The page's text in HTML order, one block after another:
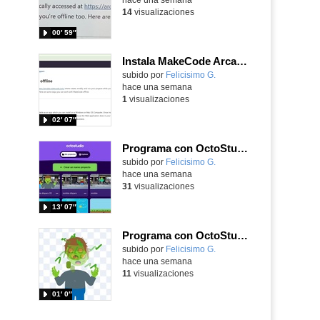
00′ 59″
14visualizaciones
Instala MakeCode Arcade offline para programar grandes juegos sin necesidad de Internet
Contenido educativo.
subido por Felicisimo G.
02′ 07″
hace una semana
1 visualizaciones
Programa con OctoStudio, un juego de disparos contra Zombies con un cargador basado en el House of the dead
Contenido educativo.
subido por Felicisimo G.
13′ 07″
hace una semana
31 visualizaciones
Programa con OctoStudio, un juego homenajeando al House of the dead con Zombies
Contenido educativo.
subido por Felicisimo G.
01′ 0″
hace una semana
11 visualizaciones